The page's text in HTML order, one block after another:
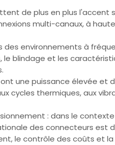
de plus en plus l'accent
multi-canaux, à
des environnements à
blindage et les
une puissance élevée et
cycles thermiques, aux
: dans le
des connecteurs est
le contrôle des coûts et